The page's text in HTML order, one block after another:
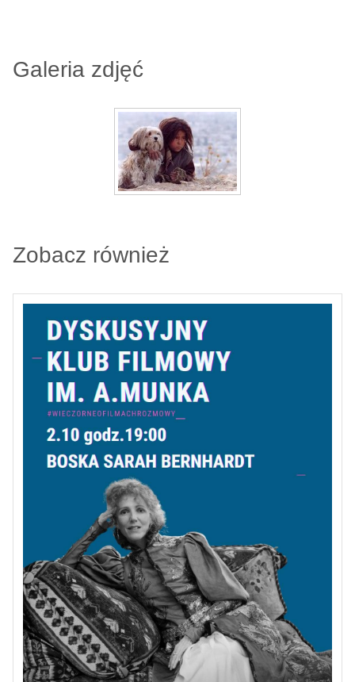
Galeria zdjęć
Zobacz również